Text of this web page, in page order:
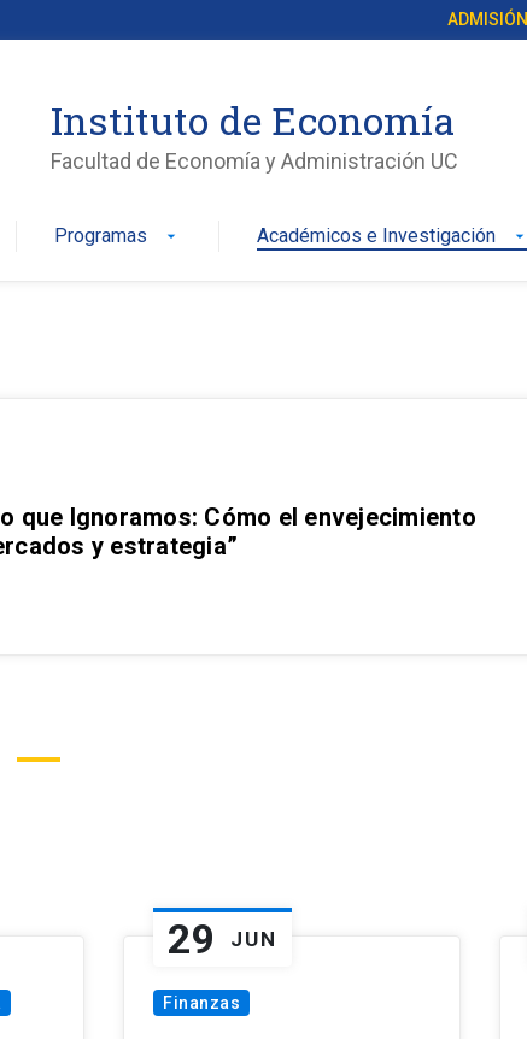
ADMISIÓN
Instituto de Economía
Facultad de Economía y Administración UC
Programas arrow_drop_down Académicos e Investigación arrow_drop_down
que Ignoramos: Cómo el envejecimiento
y estrategia”
29 JUN
Finanzas